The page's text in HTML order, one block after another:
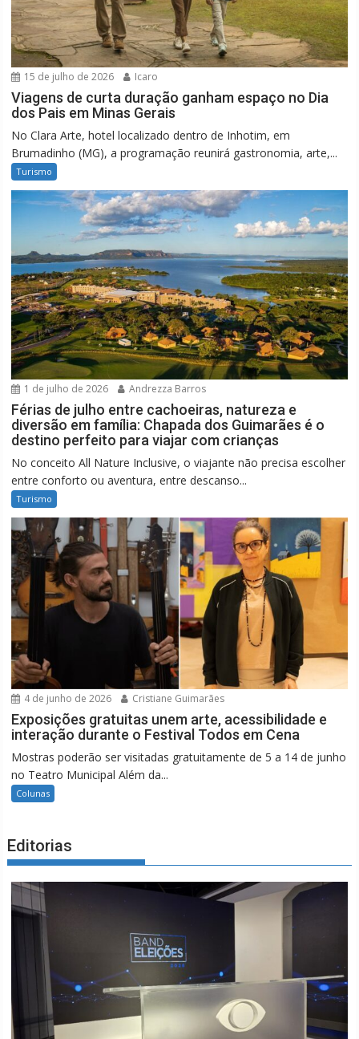
15 de julho de 2026 Icaro
Viagens de curta duração ganham espaço no Dia
dos Pais em Minas Gerais
No Clara Arte, hotel localizado dentro de Inhotim, em
Brumadinho (MG), a programação reunirá gastronomia, arte,...
Turismo
1 de julho de 2026 Andrezza Barros
Férias de julho entre cachoeiras, natureza e
diversão em família: Chapada dos Guimarães é o
destino perfeito para viajar com crianças
No conceito All Nature Inclusive, o viajante não precisa escolher
entre conforto ou aventura, entre descanso...
Turismo
4 de junho de 2026 Cristiane Guimarães
Exposições gratuitas unem arte, acessibilidade e
interação durante o Festival Todos em Cena
Mostras poderão ser visitadas gratuitamente de 5 a 14 de junho
no Teatro Municipal Além da...
Colunas
Editorias